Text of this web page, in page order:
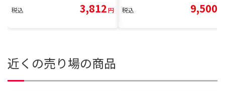
税込 3,812円 税込 9,500
近くの売り場の商品